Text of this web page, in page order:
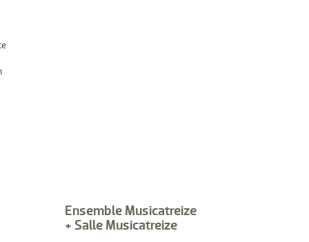
Ensemble Musicatreize
+ Salle Musicatreize